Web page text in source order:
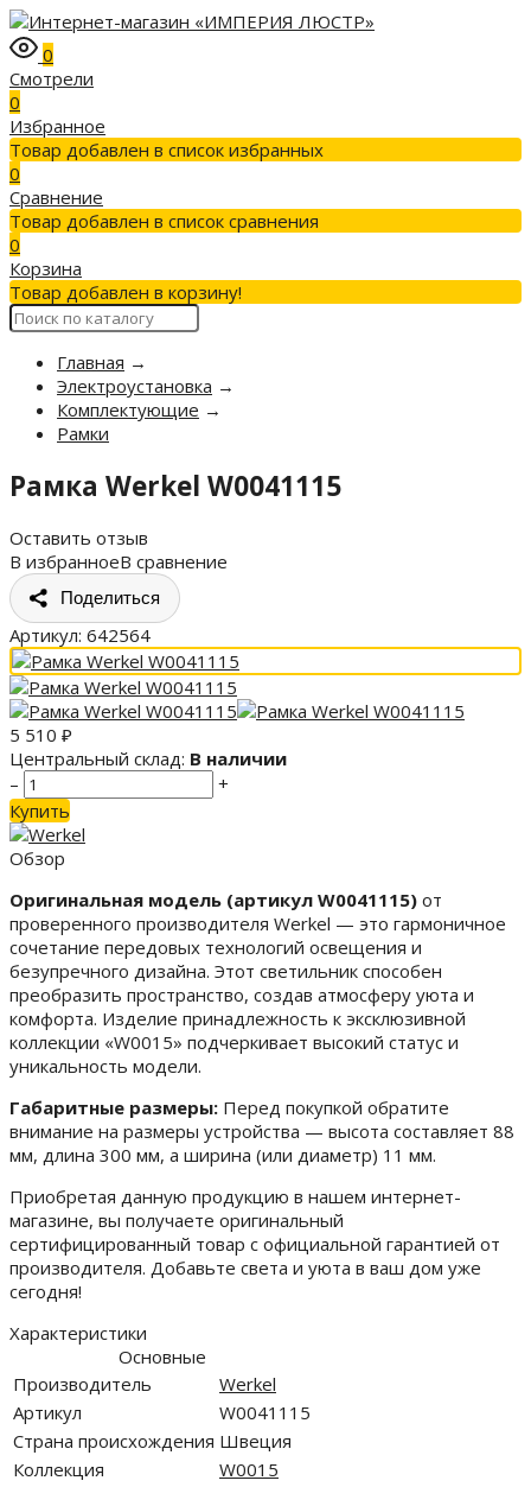
0
Смотрели
0
Избранное
Товар добавлен в список избранных
0
Сравнение
Товар добавлен в список сравнения
0
Корзина
Товар добавлен в корзину!
Главная →
Электроустановка →
Комплектующие →
Рамки
Рамка Werkel W0041115
Оставить отзыв
В избранноеВ сравнение
Поделиться
Артикул: 642564
5 510 ₽
Центральный склад: В наличии
–
+
Купить
Обзор
Оригинальная модель (артикул W0041115) от
проверенного производителя Werkel — это гармоничное
сочетание передовых технологий освещения и
безупречного дизайна. Этот светильник способен
преобразить пространство, создав атмосферу уюта и
комфорта. Изделие принадлежность к эксклюзивной
коллекции «W0015» подчеркивает высокий статус и
уникальность модели.
Габаритные размеры: Перед покупкой обратите
внимание на размеры устройства — высота составляет 88
мм, длина 300 мм, а ширина (или диаметр) 11 мм.
Приобретая данную продукцию в нашем интернет-
магазине, вы получаете оригинальный
сертифицированный товар с официальной гарантией от
производителя. Добавьте света и уюта в ваш дом уже
сегодня!
Характеристики
Основные
Производитель
Werkel
Артикул
W0041115
Страна происхождения Швеция
Коллекция
W0015